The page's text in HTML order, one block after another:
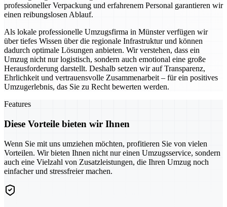
professioneller Verpackung und erfahrenem Personal garantieren wir
einen reibungslosen Ablauf.
Als lokale professionelle Umzugsfirma in Münster verfügen wir
über tiefes Wissen über die regionale Infrastruktur und können
dadurch optimale Lösungen anbieten. Wir verstehen, dass ein
Umzug nicht nur logistisch, sondern auch emotional eine große
Herausforderung darstellt. Deshalb setzen wir auf Transparenz,
Ehrlichkeit und vertrauensvolle Zusammenarbeit – für ein positives
Umzugerlebnis, das Sie zu Recht bewerten werden.
Features
Diese Vorteile bieten wir Ihnen
Wenn Sie mit uns umziehen möchten, profitieren Sie von vielen
Vorteilen. Wir bieten Ihnen nicht nur einen Umzugsservice, sondern
auch eine Vielzahl von Zusatzleistungen, die Ihren Umzug noch
einfacher und stressfreier machen.